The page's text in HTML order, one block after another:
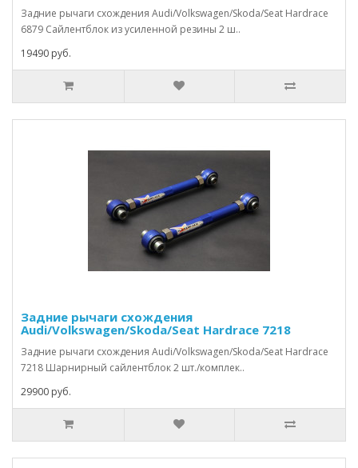
Задние рычаги схождения Audi/Volkswagen/Skoda/Seat Hardrace
6879 Сайлентблок из усиленной резины 2 ш..
19490 руб.
Задние рычаги схождения
Audi/Volkswagen/Skoda/Seat Hardrace 7218
Задние рычаги схождения Audi/Volkswagen/Skoda/Seat Hardrace
7218 Шарнирный сайлентблок 2 шт./комплек..
29900 руб.